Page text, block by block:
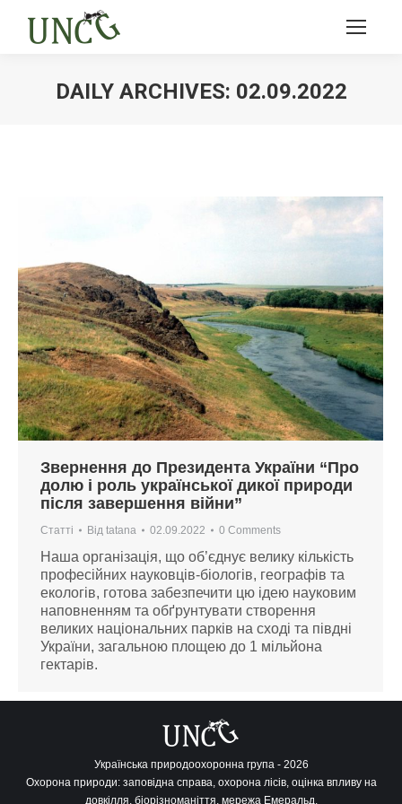
DAILY ARCHIVES: 02.09.2022
Звернення до Президента України “Про
долю і роль української дикої природи
після завершення війни”
Статті Від tatana 02.09.2022 0 Comments
Наша організація, що об’єднує велику кількість
професійних науковців-біологів, географів та
екологів, готова забезпечити цю ідею науковим
наповненням та обґрунтувати створення
великих національних парків на сході та півдні
України, загальною площею до 1 мільйона
гектарів.
Українська природоохоронна група - 2026
Охорона природи: заповідна справа, охорона лісів, оцінка впливу на
довкілля, біорізноманіття, мережа Емеральд.